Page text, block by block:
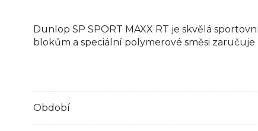
Dunlop SP SPORT MAXX RT je skvělá
blokům a speciální polymerové směsi
Období